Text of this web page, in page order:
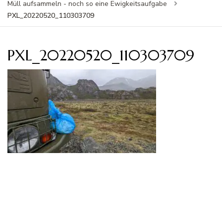
Müll aufsammeln - noch so eine Ewigkeitsaufgabe
PXL_20220520_110303709
PXL_20220520_110303709